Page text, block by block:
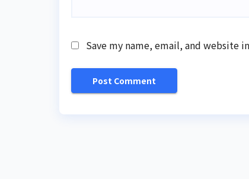
Save my name, email, and website